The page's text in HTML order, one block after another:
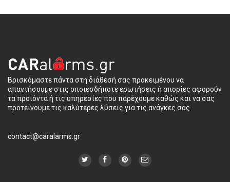
Βρισκόμαστε πάντα στη διάθεσή σας προκειμένου να
απαντήσουμε στις οποιεσδήποτε ερωτήσεις ή απορίες αφορούν
τα προϊόντα ή τις υπηρεσίες που παρέχουμε καθώς και να σας
προτείνουμε τις καλύτερες λύσεις για τις ανάγκες σας.
contact@caralarms.gr